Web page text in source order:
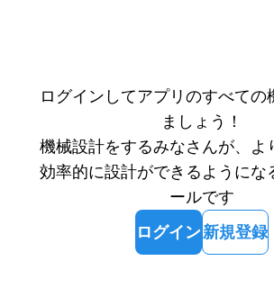
ログインしてアプリのすべての
ましょう！
機械設計をするみなさんが、よ
効率的に設計ができるようにな
ールです
ログイン新規登録